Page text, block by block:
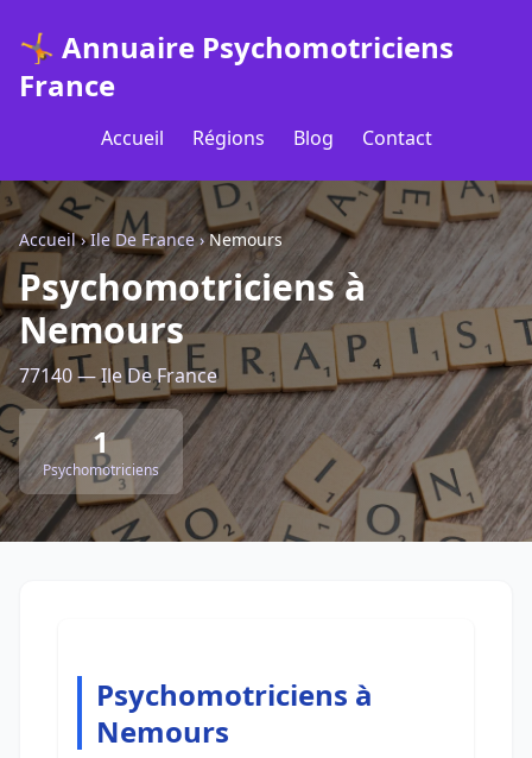
🤸 Annuaire Psychomotriciens
France
Accueil Régions Blog Contact
Accueil›Ile De France›Nemours
Psychomotriciens à
Nemours
77140 — Ile De France
1
Psychomotriciens
Psychomotriciens à
Nemours